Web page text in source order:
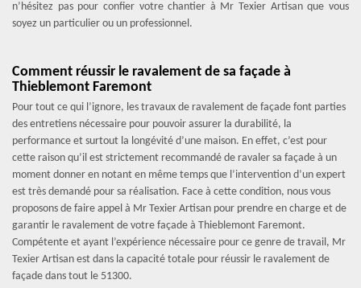
n’hésitez pas pour confier votre chantier à Mr Texier Artisan que vous
soyez un particulier ou un professionnel.
Comment réussir le ravalement de sa façade à
Thieblemont Faremont
Pour tout ce qui l’ignore, les travaux de ravalement de façade font parties
des entretiens nécessaire pour pouvoir assurer la durabilité, la
performance et surtout la longévité d’une maison. En effet, c’est pour
cette raison qu’il est strictement recommandé de ravaler sa façade à un
moment donner en notant en même temps que l’intervention d’un expert
est très demandé pour sa réalisation. Face à cette condition, nous vous
proposons de faire appel à Mr Texier Artisan pour prendre en charge et de
garantir le ravalement de votre façade à Thieblemont Faremont.
Compétente et ayant l’expérience nécessaire pour ce genre de travail, Mr
Texier Artisan est dans la capacité totale pour réussir le ravalement de
façade dans tout le 51300.